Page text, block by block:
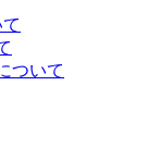
ついて